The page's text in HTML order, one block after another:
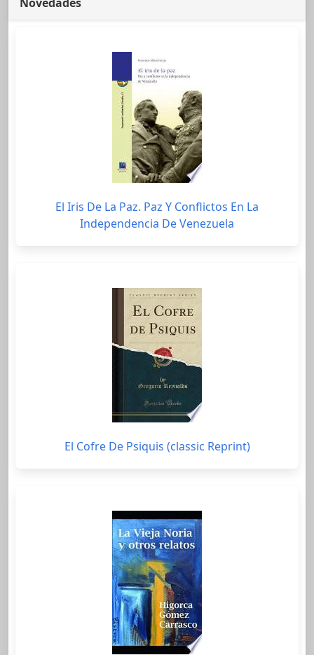
El Iris De La Paz. Paz Y Conflictos En La
Independencia De Venezuela
El Cofre De Psiquis (classic Reprint)